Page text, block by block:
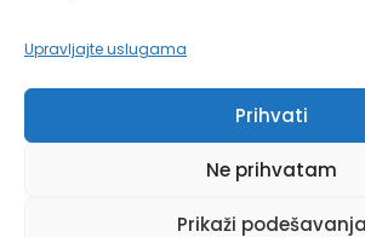
Upravljajte uslugama
Prihvati
Ne prihvatam
Prikaži podešavanja
Vodič za građane
Futura Multimedia d.o.o.